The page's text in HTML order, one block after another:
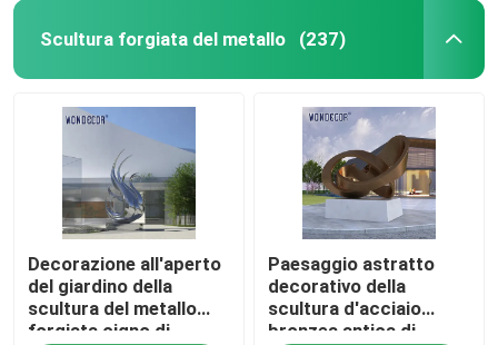
Casa
Prodotti
Chi siamo
Scultura forgiata del metallo (237)
Decorazione all'aperto
del giardino della
scultura del metallo
forgiata cigno di
Paesaggio astratto
decorativo della
scultura d'acciaio
bronzea antica di